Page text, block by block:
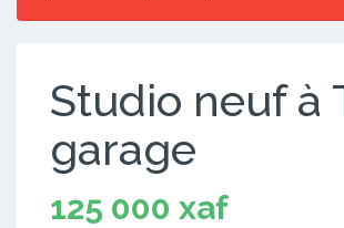
Studio neuf à
garage
125 000 xaf